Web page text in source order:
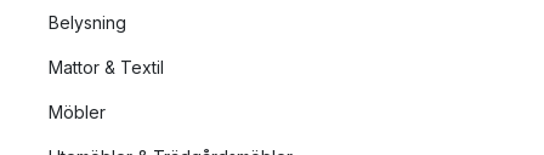
Belysning
Mattor & Textil
Möbler